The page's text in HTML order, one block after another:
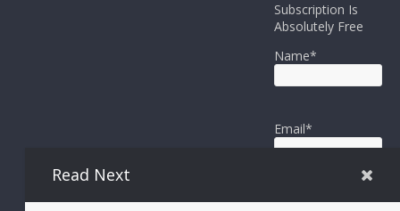
Subscription Is
Absolutely Free
Name*
Email*
Read Next